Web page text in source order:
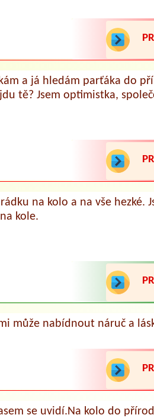
a já hledám parťáka do
tě? Jsem optimistka,
na kolo a na vše hezké.
kole.
může nabídnout náruč a
se uvidí.Na kolo do